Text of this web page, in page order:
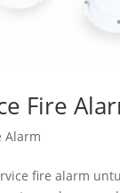
Fire
Alarm
fire alarm